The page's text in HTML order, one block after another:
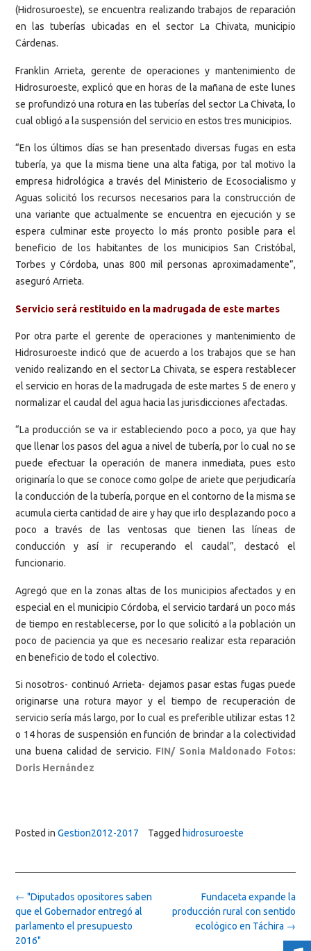
(Hidrosuroeste), se encuentra realizando trabajos de reparación
en las tuberías ubicadas en el sector La Chivata, municipio
Cárdenas.
Franklin Arrieta, gerente de operaciones y mantenimiento de
Hidrosuroeste, explicó que en horas de la mañana de este lunes
se profundizó una rotura en las tuberías del sector La Chivata, lo
cual obligó a la suspensión del servicio en estos tres municipios.
“En los últimos días se han presentado diversas fugas en esta
tubería, ya que la misma tiene una alta fatiga, por tal motivo la
empresa hidrológica a través del Ministerio de Ecosocialismo y
Aguas solicitó los recursos necesarios para la construcción de
una variante que actualmente se encuentra en ejecución y se
espera culminar este proyecto lo más pronto posible para el
beneficio de los habitantes de los municipios San Cristóbal,
Torbes y Córdoba, unas 800 mil personas aproximadamente”,
aseguró Arrieta.
Servicio será restituido en la madrugada de este martes
Por otra parte el gerente de operaciones y mantenimiento de
Hidrosuroeste indicó que de acuerdo a los trabajos que se han
venido realizando en el sector La Chivata, se espera restablecer
el servicio en horas de la madrugada de este martes 5 de enero y
normalizar el caudal del agua hacia las jurisdicciones afectadas.
“La producción se va ir estableciendo poco a poco, ya que hay
que llenar los pasos del agua a nivel de tubería, por lo cual no se
puede efectuar la operación de manera inmediata, pues esto
originaría lo que se conoce como golpe de ariete que perjudicaría
la conducción de la tubería, porque en el contorno de la misma se
acumula cierta cantidad de aire y hay que irlo desplazando poco a
poco a través de las ventosas que tienen las líneas de
conducción y así ir recuperando el caudal”, destacó el
funcionario.
Agregó que en la zonas altas de los municipios afectados y en
especial en el municipio Córdoba, el servicio tardará un poco más
de tiempo en restablecerse, por lo que solicitó a la población un
poco de paciencia ya que es necesario realizar esta reparación
en beneficio de todo el colectivo.
Si nosotros- continuó Arrieta- dejamos pasar estas fugas puede
originarse una rotura mayor y el tiempo de recuperación de
servicio sería más largo, por lo cual es preferible utilizar estas 12
o 14 horas de suspensión en función de brindar a la colectividad
una buena calidad de servicio. FIN/ Sonia Maldonado Fotos:
Doris Hernández
Posted in Gestion2012-2017 Tagged hidrosuroeste
Post
navigation
Fundaceta expande la
producción rural con sentido
ecológico en Táchira →
← "Diputados opositores saben
que el Gobernador entregó al
parlamento el presupuesto
2016"